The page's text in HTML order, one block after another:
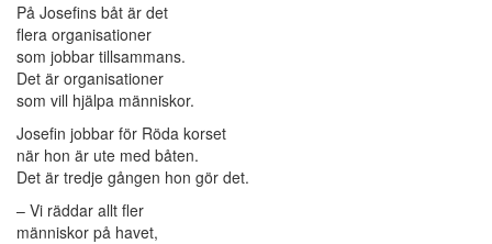
På Josefins båt är det
flera organisationer
som jobbar tillsammans.
Det är organisationer
som vill hjälpa människor.
Josefin jobbar för Röda korset
när hon är ute med båten.
Det är tredje gången hon gör det.
– Vi räddar allt fler
människor på havet,